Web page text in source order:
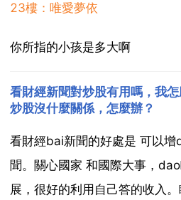
23樓：唯愛夢依
你所指的小孩是多大啊
看財經新聞對炒股有用嗎，我
炒股沒什麼關係，怎麼辦？
看財經bai新聞的好處是 可以
聞。關心國家 和國際大事，
展，很好的利用自己答的收入